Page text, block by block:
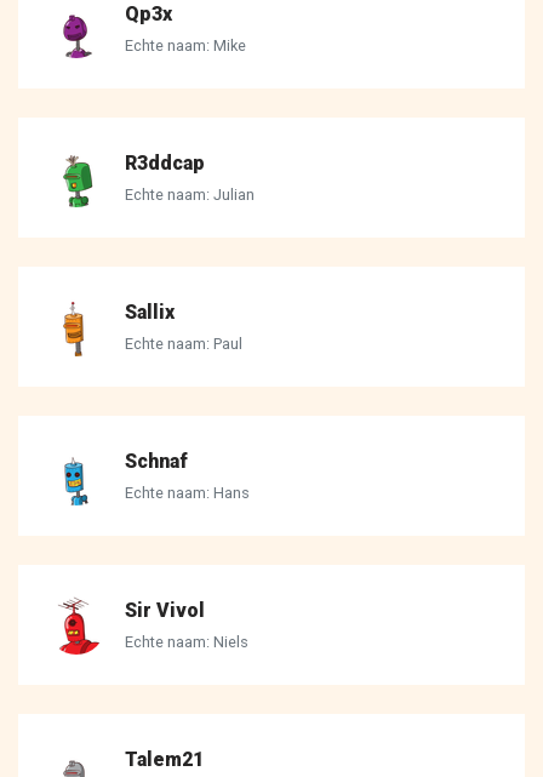
Qp3x
Echte naam: Mike
R3ddcap
Echte naam: Julian
Sallix
Echte naam: Paul
Schnaf
Echte naam: Hans
Sir Vivol
Echte naam: Niels
Talem21